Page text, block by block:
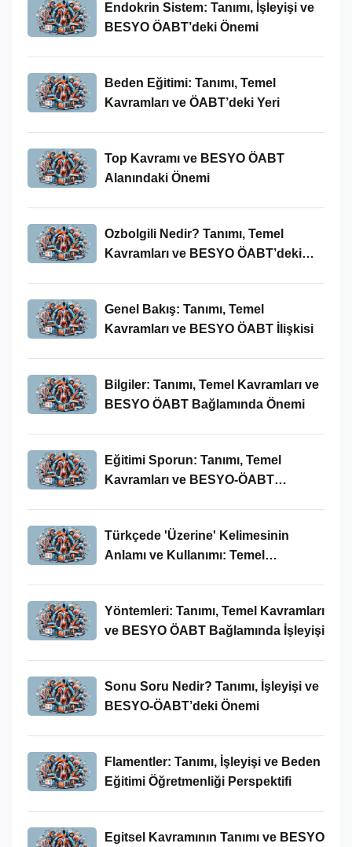
Endokrin Sistem: Tanımı, İşleyişi ve
BESYO ÖABT’deki Önemi
Beden Eğitimi: Tanımı, Temel
Kavramları ve ÖABT’deki Yeri
Top Kavramı ve BESYO ÖABT
Alanındaki Önemi
Ozbolgili Nedir? Tanımı, Temel
Kavramları ve BESYO ÖABT’deki
Genel Bakış: Tanımı, Temel
Kavramları ve BESYO ÖABT İlişkisi
Bilgiler: Tanımı, Temel Kavramları ve
BESYO ÖABT Bağlamında Önemi
Eğitimi Sporun: Tanımı, Temel
Kavramları ve BESYO-ÖABT
Türkçede 'Üzerine' Kelimesinin
Anlamı ve Kullanımı: Temel
Yöntemleri: Tanımı, Temel Kavramları
ve BESYO ÖABT Bağlamında İşleyişi
Sonu Soru Nedir? Tanımı, İşleyişi ve
BESYO-ÖABT’deki Önemi
Flamentler: Tanımı, İşleyişi ve Beden
Eğitimi Öğretmenliği Perspektifi
Egitsel Kavramının Tanımı ve BESYO